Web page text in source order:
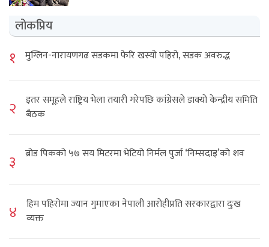
लोकप्रिय
१ मुग्लिन-नारायणगढ सडकमा फेरि खस्यो पहिरो, सडक अवरुद्ध
२
इतर समूहले राष्ट्रिय भेला तयारी गरेपछि कांग्रेसले डाक्यो केन्द्रीय समिति
बैठक
३ ब्रोड पिकको ५७ सय मिटरमा भेटियो निर्मल पुर्जा ‘निम्सदाइ’को शव
४
हिम पहिरोमा ज्यान गुमाएका नेपाली आरोहीप्रति सरकारद्वारा दुःख
व्यक्त